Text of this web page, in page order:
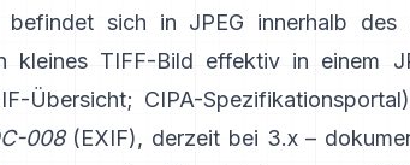
sich in JPEG innerhalb des
kleines TIFF-Bild effektiv in einem
Übersicht; CIPA-Spezifikationsportal
008(EXIF), derzeit bei 3.x –